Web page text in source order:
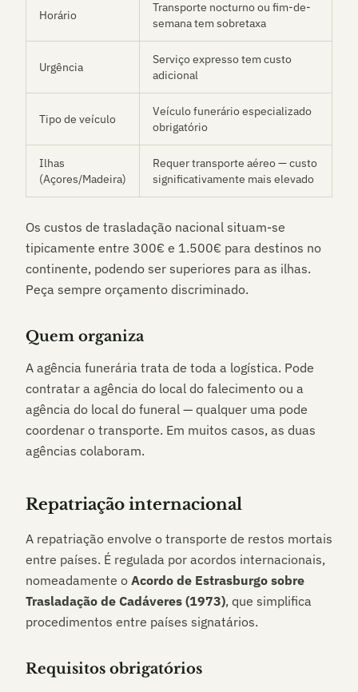
Horário
Transporte nocturno ou fim-de-
semana tem sobretaxa
Urgência
Serviço expresso tem custo
adicional
Tipo de veículo
Veículo funerário especializado
obrigatório
Ilhas
(Açores/Madeira)
Requer transporte aéreo — custo
significativamente mais elevado
Os custos de trasladação nacional situam-se
tipicamente entre 300€ e 1.500€ para destinos no
continente, podendo ser superiores para as ilhas.
Peça sempre orçamento discriminado.
Quem organiza
A agência funerária trata de toda a logística. Pode
contratar a agência do local do falecimento ou a
agência do local do funeral — qualquer uma pode
coordenar o transporte. Em muitos casos, as duas
agências colaboram.
Repatriação internacional
A repatriação envolve o transporte de restos mortais
entre países. É regulada por acordos internacionais,
nomeadamente o Acordo de Estrasburgo sobre
Trasladação de Cadáveres (1973), que simplifica
procedimentos entre países signatários.
Requisitos obrigatórios